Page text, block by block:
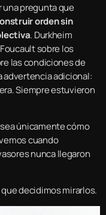
una pregunta que
orden sin
. Durkheim
sobre los
las condiciones de
advertencia adicional:
Siempre estuvieron
únicamente cómo
cuando
nunca llegaron
decidimos mirarlos.